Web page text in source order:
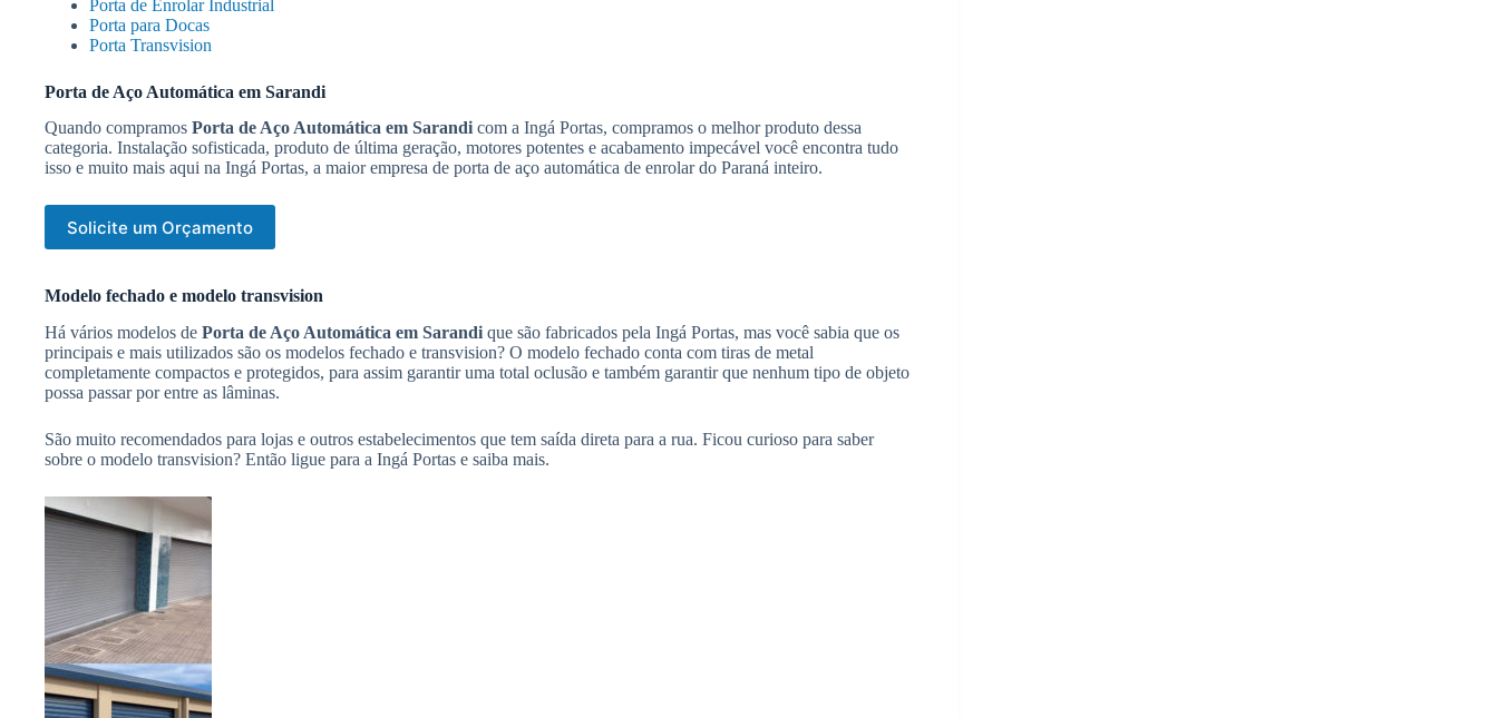
Porta de Enrolar Industrial
Porta para Docas
Porta Transvision
Porta de Aço Automática em Sarandi
Quando compramos Porta de Aço Automática em Sarandi com a Ingá Portas, compramos o melhor produto dessa
categoria. Instalação sofisticada, produto de última geração, motores potentes e acabamento impecável você encontra tudo
isso e muito mais aqui na Ingá Portas, a maior empresa de porta de aço automática de enrolar do Paraná inteiro.
Solicite um Orçamento
Modelo fechado e modelo transvision
Há vários modelos de Porta de Aço Automática em Sarandi que são fabricados pela Ingá Portas, mas você sabia que os
principais e mais utilizados são os modelos fechado e transvision? O modelo fechado conta com tiras de metal
completamente compactos e protegidos, para assim garantir uma total oclusão e também garantir que nenhum tipo de objeto
possa passar por entre as lâminas.
São muito recomendados para lojas e outros estabelecimentos que tem saída direta para a rua. Ficou curioso para saber
sobre o modelo transvision? Então ligue para a Ingá Portas e saiba mais.